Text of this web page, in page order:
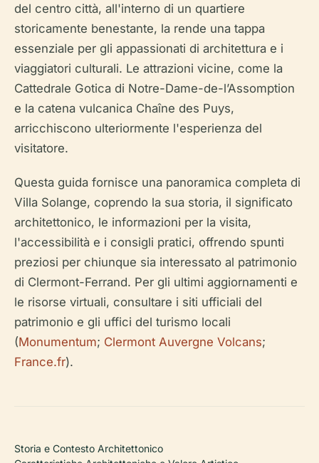
del centro città, all'interno di un quartiere
storicamente benestante, la rende una tappa
essenziale per gli appassionati di architettura e i
viaggiatori culturali. Le attrazioni vicine, come la
Cattedrale Gotica di Notre-Dame-de-l’Assomption
e la catena vulcanica Chaîne des Puys,
arricchiscono ulteriormente l'esperienza del
visitatore.
Questa guida fornisce una panoramica completa di
Villa Solange, coprendo la sua storia, il significato
architettonico, le informazioni per la visita,
l'accessibilità e i consigli pratici, offrendo spunti
preziosi per chiunque sia interessato al patrimonio
di Clermont-Ferrand. Per gli ultimi aggiornamenti e
le risorse virtuali, consultare i siti ufficiali del
patrimonio e gli uffici del turismo locali
(Monumentum; Clermont Auvergne Volcans;
France.fr).
Storia e Contesto Architettonico